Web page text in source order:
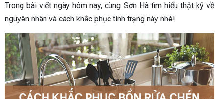
Trong bài viết ngày hôm nay, cùng Sơn Hà tìm hiểu thật kỹ về
nguyên nhân và cách khắc phục tình trạng này nhé!